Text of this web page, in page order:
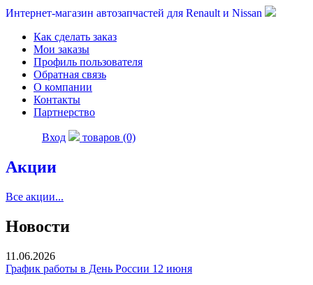
Интернет-магазин автозапчастей для Renault и Nissan
Как сделать заказ
Мои заказы
Профиль пользователя
Обратная связь
О компании
Контакты
Партнерство
Вход товаров (0)
Акции
Все акции...
Новости
11.06.2026
График работы в День России 12 июня